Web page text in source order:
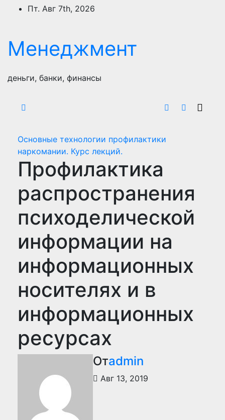
ПерейтиПт. Авг 7th, 2026
Менеджмент
деньги, банки, финансы
Основные технологии профилактики
наркомании. Курс лекций.
Профилактика
распространения
психоделической
информации на
информационных
носителях и в
информационных
ресурсах
Отadmin
Авг 13, 2019